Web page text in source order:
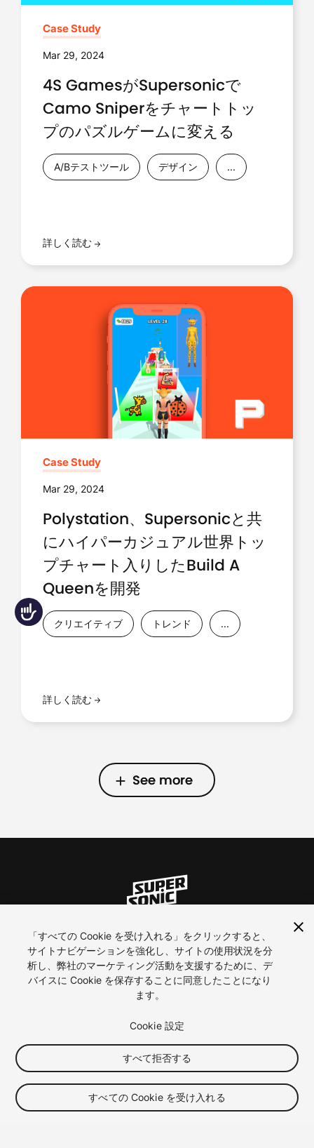
Accessibility
Case Study
Mar 29, 2024
4S GamesがSupersonicで
Camo Sniperをチャートトッ
プのパズルゲームに変える
A/Bテストツール デザイン ...
詳しく読む
Case Study
Mar 29, 2024
Polystation、Supersonicと共
にハイパーカジュアル世界トッ
プチャート入りしたBuild A
Queenを開発
クリエイティブ トレンド ...
詳しく読む
See more
See more
ln inst yt
Contact Us
プライバシー
利用規約
Cookie 優先設定
2026 ironSource
「すべての Cookie を受け入れる」をクリックすると、
サイトナビゲーションを強化し、サイトの使用状況を分
析し、弊社のマーケティング活動を支援するために、デ
バイスに Cookie を保存することに同意したことになり
ます。
Cookie 設定
すべて拒否する
すべての Cookie を受け入れる